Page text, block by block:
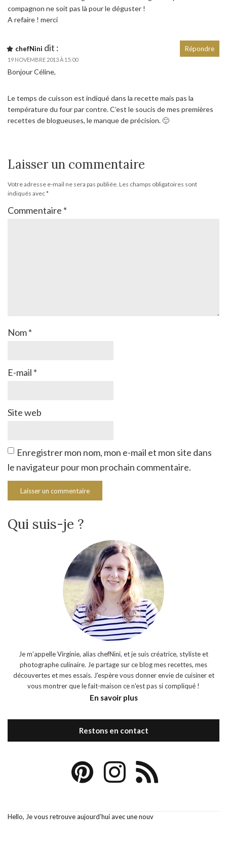
compagnon ne soit pas là pour le déguster !
A refaire ! merci
chefNini dit :
19 NOVEMBRE 2013 À 15:00
Bonjour Céline,
Le temps de cuisson est indiqué dans la recette mais pas la
température du four par contre. C’est le soucis de mes premières
recettes de blogueuses, le manque de précision. 🙂
Répondre
Laisser un commentaire
Votre adresse e-mail ne sera pas publiée. Les champs obligatoires sont
indiqués avec*
Commentaire *
Nom*
E-mail *
Site web
Enregistrer mon nom, mon e-mail et mon site dans
le navigateur pour mon prochain commentaire.
Qui suis-je ?
Je m’appelle Virginie, alias chefNini, et je suis créatrice, styliste et
photographe culinaire. Je partage sur ce blog mes recettes, mes
découvertes et mes essais. J'espère vous donner envie de cuisiner et
vous montrer que le fait-maison ce n'est pas si compliqué !
En savoir plus
Restons en contact
Hello, Je vous retrouve aujourd’hui avec une nouv